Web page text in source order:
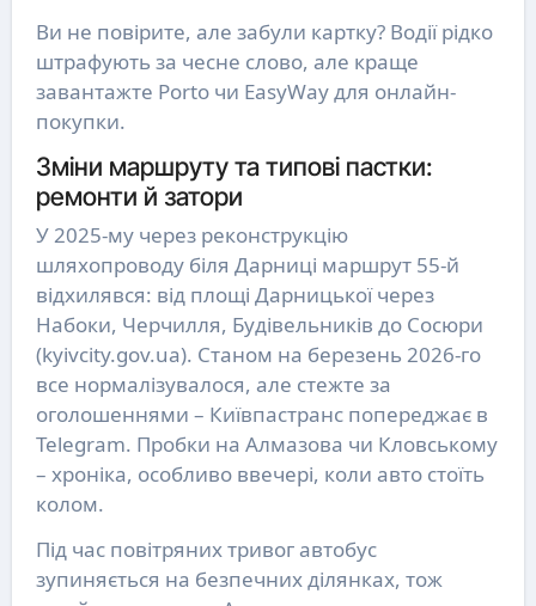
Ви не повірите, але забули картку? Водії рідко
штрафують за чесне слово, але краще
завантажте Porto чи EasyWay для онлайн-
покупки.
Зміни маршруту та типові пастки:
ремонти й затори
У 2025-му через реконструкцію
шляхопроводу біля Дарниці маршрут 55-й
відхилявся: від площі Дарницької через
Набоки, Черчилля, Будівельників до Сосюри
(kyivcity.gov.ua). Станом на березень 2026-го
все нормалізувалося, але стежте за
оголошеннями – Київпастранс попереджає в
Telegram. Пробки на Алмазова чи Кловському
– хроніка, особливо ввечері, коли авто стоїть
колом.
Під час повітряних тривог автобус
зупиняється на безпечних ділянках, тож